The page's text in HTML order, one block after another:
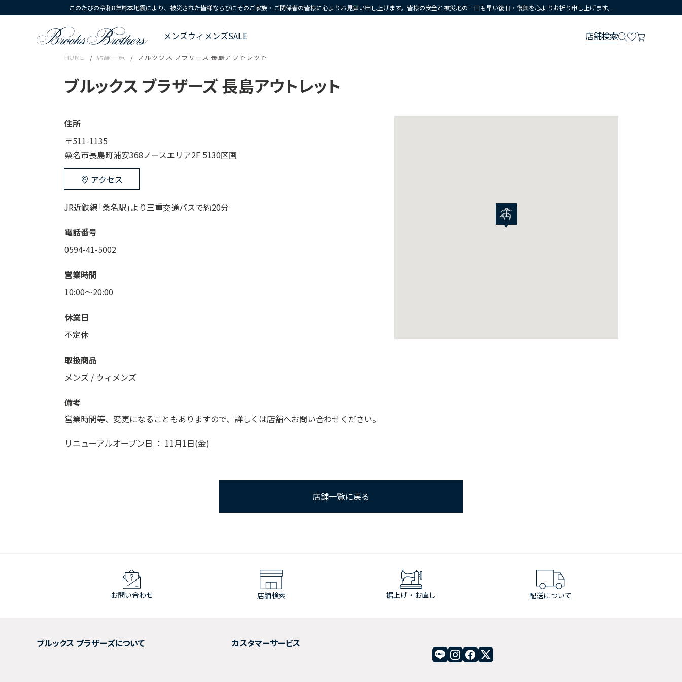
このたびの令和8年熊本地震により、被災された皆様ならびにそのご家族・ご関係者の皆様に心よりお見舞い申し上げます。皆様の安全と被災地の一日も早い復旧・復興を心よりお祈り申し上げます。
メンズウィメンズSALE 店舗検索
HOME 店舗一覧 ブルックス ブラザーズ 長島アウトレット
ブルックス ブラザーズ長島アウトレット
住所
〒511-1135
桑名市長島町浦安368ノースエリア2F 5130区画
アクセス
JR近鉄線｢桑名駅｣より三重交通バスで約20分
電話番号
0594-41-5002
営業時間
10:00～20:00
休業日
不定休
取扱商品
メンズ / ウィメンズ
備考
営業時間等、変更になることもありますので、詳しくは店舗へお問い合わせください。
リニューアルオープン日 ： 11月1日(金)
店舗一覧に戻る
お問い合わせ 店舗検索 裾上げ・お直し 配送について
ブルックス ブラザーズについて カスタマーサービス